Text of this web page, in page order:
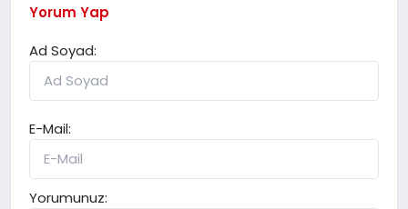
Yorum Yap
Ad Soyad:
E-Mail:
Yorumunuz: